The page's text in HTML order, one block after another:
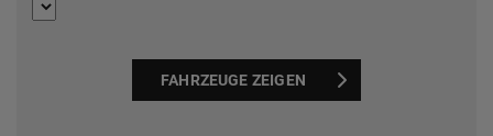
FAHRZEUGE ZEIGEN